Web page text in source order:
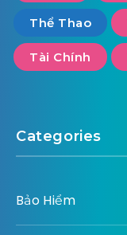
Thể Thao
Tài Chính
Categories
Bảo Hiểm